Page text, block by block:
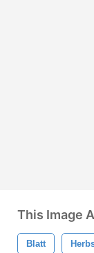
This Image
Blatt